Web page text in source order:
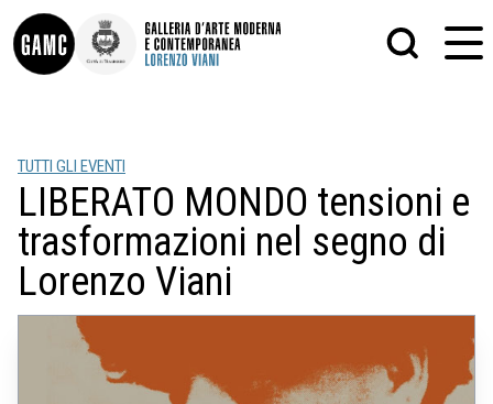
INFO
CONTATTI
DIDATTICA
LE COLLEZIONI
GLI AUTORI
LORENZO VIANI
MOSTRE
SCULTURA
STAMPA
ALTRO
MATRICI XILOGRAFICHE
TUTTI GLI EVENTI
LIBERATO MONDO tensioni e
trasformazioni nel segno di
Lorenzo Viani